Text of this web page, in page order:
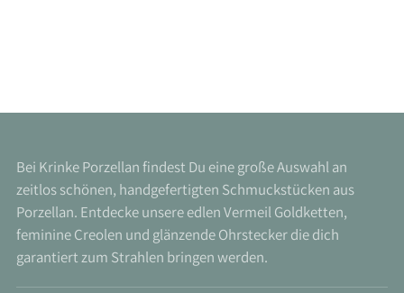
Bei Krinke Porzellan findest Du eine große Auswahl an
zeitlos schönen, handgefertigten Schmuckstücken aus
Porzellan. Entdecke unsere edlen Vermeil Goldketten,
feminine Creolen und glänzende Ohrstecker die dich
garantiert zum Strahlen bringen werden.